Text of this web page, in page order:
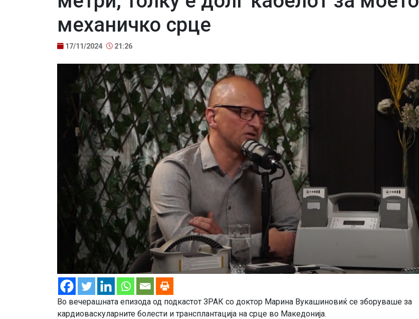
механичко срце
17/11/2024 21:26
Во вечерашната епизода од подкастот ЗРАК со доктор Марина Вукашиновиќ се зборуваше за
кардиоваскуларните болести и трансплантација на срце во Македонија.